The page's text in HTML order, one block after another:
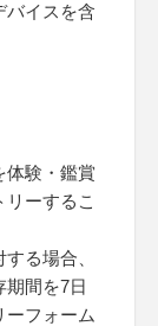
バイスを含
験・鑑賞
ーするこ
る場合、
期間を7日
ーフォーム